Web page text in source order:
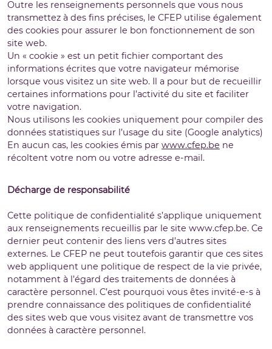
Outre les renseignements personnels que vous nous
transmettez à des fins précises, le CFEP utilise également
des cookies pour assurer le bon fonctionnement de son
site web.
Un « cookie » est un petit fichier comportant des
informations écrites que votre navigateur mémorise
lorsque vous visitez un site web. Il a pour but de recueillir
certaines informations pour l’activité du site et faciliter
votre navigation.
Nous utilisons les cookies uniquement pour compiler des
données statistiques sur l’usage du site (Google analytics)
En aucun cas, les cookies émis par www.cfep.be ne
récoltent votre nom ou votre adresse e-mail.
Décharge de responsabilité
Cette politique de confidentialité s’applique uniquement
aux renseignements recueillis par le site www.cfep.be. Ce
dernier peut contenir des liens vers d’autres sites
externes. Le CFEP ne peut toutefois garantir que ces sites
web appliquent une politique de respect de la vie privée,
notamment à l’égard des traitements de données à
caractère personnel. C’est pourquoi vous êtes invité-e-s à
prendre connaissance des politiques de confidentialité
des sites web que vous visitez avant de transmettre vos
données à caractère personnel.